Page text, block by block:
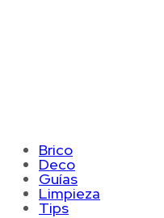
Brico
Deco
Guías
Limpieza
Tips